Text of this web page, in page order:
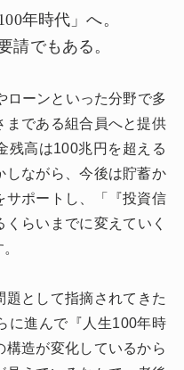
年時代」へ。
請でもある。
ローンといった分野で多
まである組合員へと提供
残高は100兆円を超える
しながら、今後は貯蓄か
サポートし、「『投資信
らいまでに変えていく
題として指摘されてきた
に進んで『人生100年時
造が変化しているから